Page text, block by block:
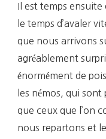
Il est temps
le temps d’avaler
que nous arrivons
agréablement
énormément de
les némos, qui
que ceux que l’on
nous repartons et